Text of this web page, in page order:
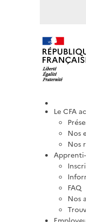
Le CFA
Nos
Nos
FAQ
Nos